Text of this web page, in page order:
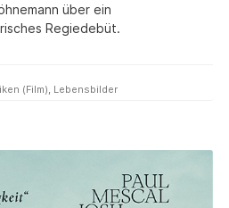
über ein
Regiedebüt.
(Film) Lebensbilder